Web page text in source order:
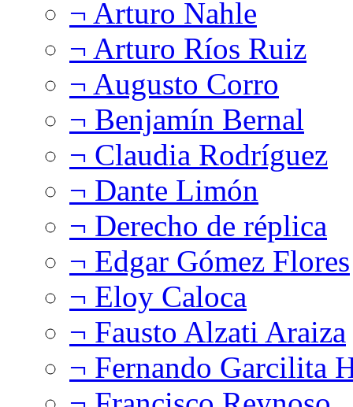
¬ Arturo Nahle
¬ Arturo Ríos Ruiz
¬ Augusto Corro
¬ Benjamín Bernal
¬ Claudia Rodríguez
¬ Dante Limón
¬ Derecho de réplica
¬ Edgar Gómez Flores
¬ Eloy Caloca
¬ Fausto Alzati Araiza
¬ Fernando Garcilita